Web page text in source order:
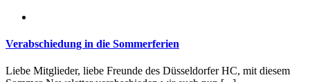
Verabschiedung in die Sommerferien
Liebe Mitglieder, liebe Freunde des Düsseldorfer HC, mit diesem